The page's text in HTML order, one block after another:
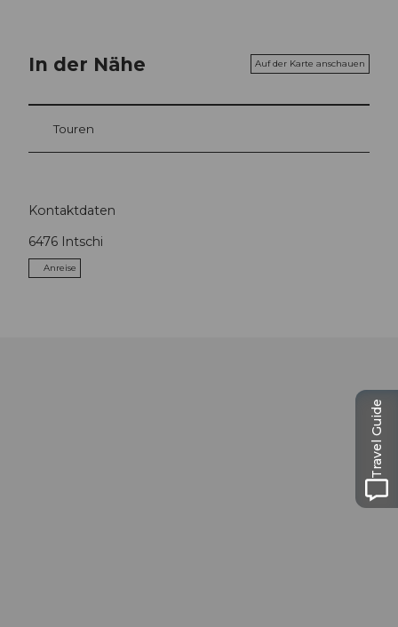
In der Nähe Auf der Karte anschauen
Touren
Kontaktdaten
6476 Intschi
Anreise
Travel Guide